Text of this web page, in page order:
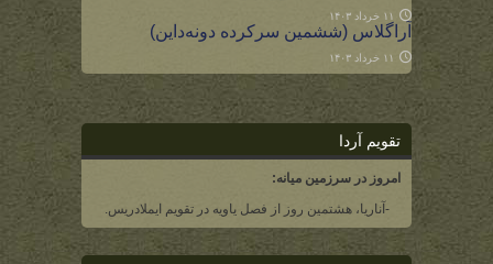
۱۱ خرداد ۱۴۰۳
آراگلاس (ششمین سرکرده دونه‌داین)
۱۱ خرداد ۱۴۰۳
تقویم آردا
امروز در سرزمین میانه:
-آناریا، هشتمین روز از فصل یاویه در تقویم ایملادریس.